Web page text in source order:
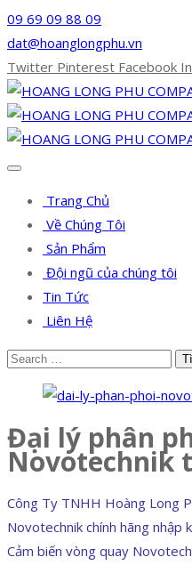
09 69 09 88 09
dat@hoanglongphu.vn
Twitter Pinterest Facebook
Trang Chủ
Về Chúng Tôi
Sản Phẩm
Đội ngũ của chúng tôi
Tin Tức
Liên Hệ
Đại lý phân
Novotechnik
Công Ty TNHH Hoàng Long
Novotechnik chính hãng nhập
Cảm biến vòng quay